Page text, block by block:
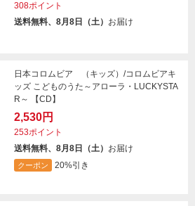
308ポイント
送料無料、8月8日（土） お届け
日本コロムビア （キッズ）/コロムビアキ
ッズ こどものうた～アローラ・LUCKYSTA
R～ 【CD】
2,530円
253ポイント
送料無料、8月8日（土） お届け
クーポン 20%引き